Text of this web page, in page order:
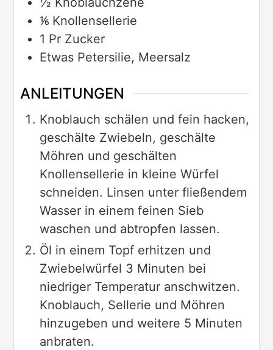
⅙ Knollensellerie
1 Pr Zucker
Etwas Petersilie, Meersalz
ANLEITUNGEN
Knoblauch schälen und fein hacken,
geschälte Zwiebeln, geschälte
Möhren und geschälten
Knollensellerie in kleine Würfel
schneiden. Linsen unter fließendem
Wasser in einem feinen Sieb
waschen und abtropfen lassen.
Öl in einem Topf erhitzen und
Zwiebelwürfel 3 Minuten bei
niedriger Temperatur anschwitzen.
Knoblauch, Sellerie und Möhren
hinzugeben und weitere 5 Minuten
anbraten.